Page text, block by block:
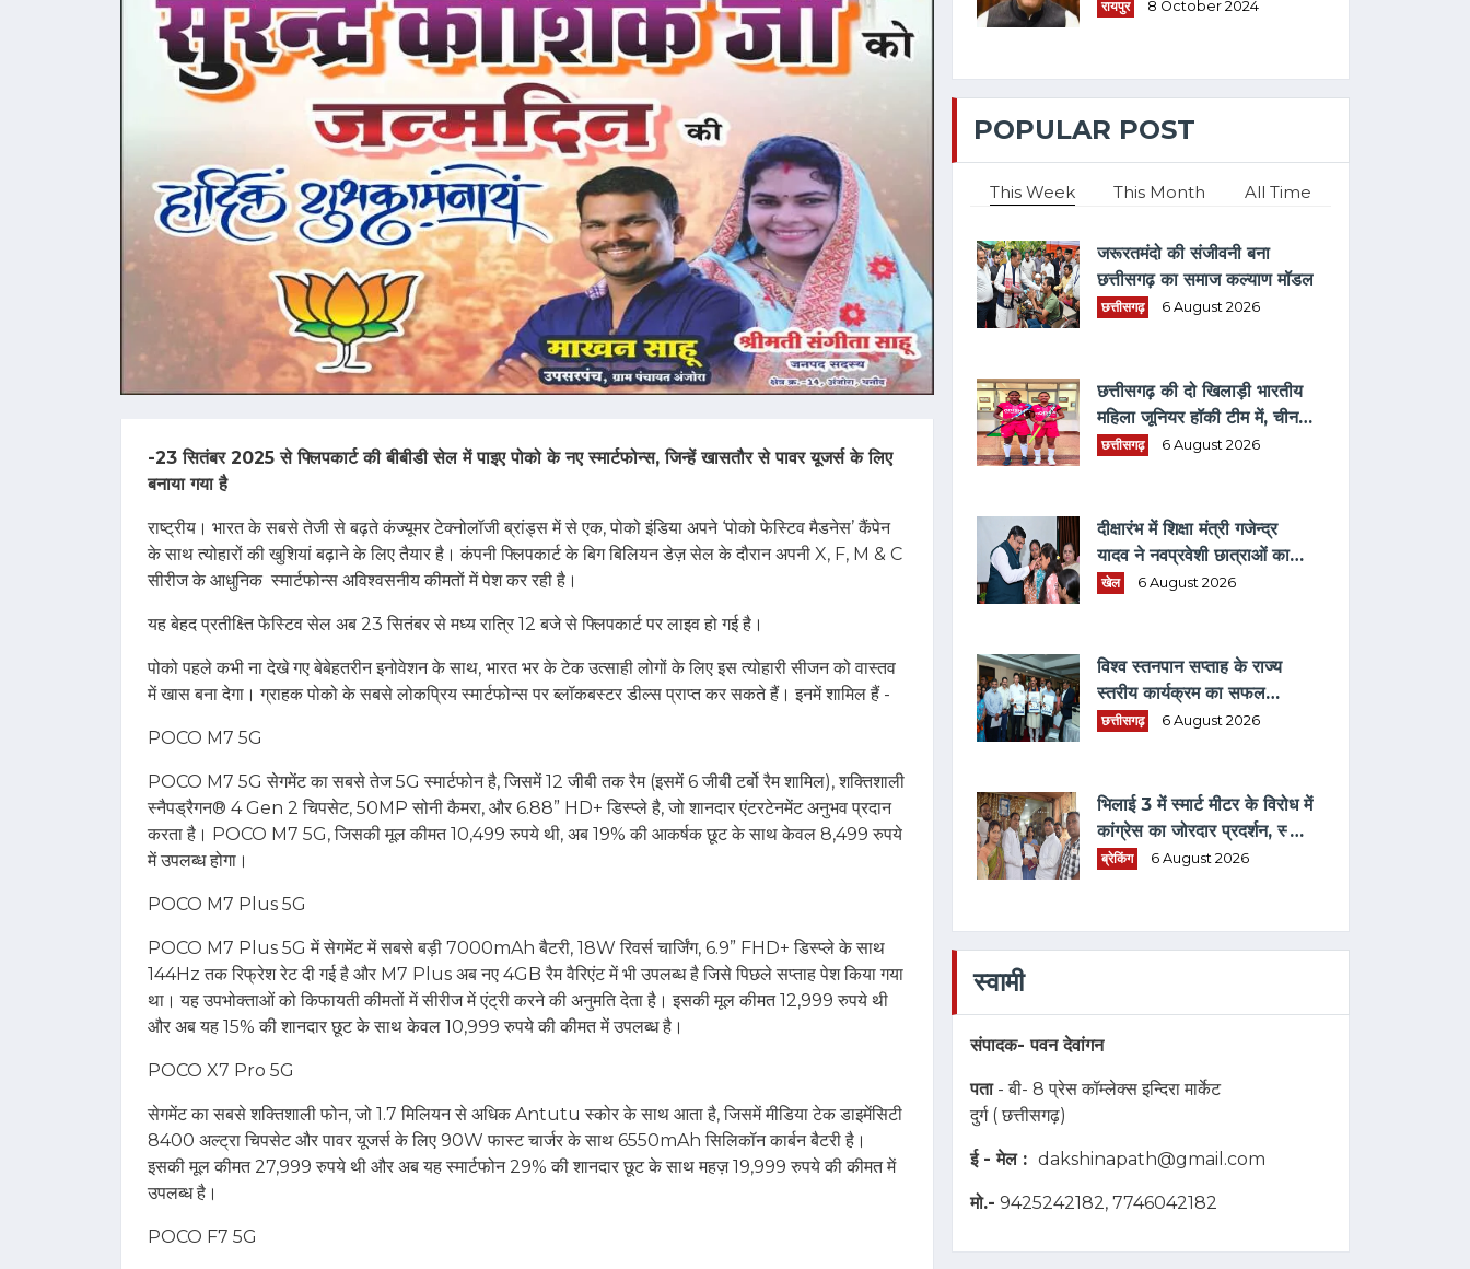
-23 सितंबर 2025 से फ्लिपकार्ट की बीबीडी सेल में पाइए पोको के नए स्‍मार्टफोन्‍स, जिन्‍हें खासतौर से पावर यूजर्स के लिए
बनाया गया है
राष्ट्रीय। भारत के सबसे तेजी से बढ़ते कंज्‍यूमर टेक्‍नोलॉजी ब्रांड्स में से एक, पोको इंडिया अपने ‘पोको फेस्टिव मैडनेस’ कैंपेन
के साथ त्‍योहारों की खुशियां बढ़ाने के लिए तैयार है। कंपनी फ्लिपकार्ट के बिग बिलियन डेज़ सेल के दौरान अपनी X, F, M & C
सीरीज के आधुनिक स्मार्टफोन्स अविश्‍वसनीय कीमतों में पेश कर रही है।
यह बेहद प्रतीक्ष्ति फेस्टिव सेल अब 23 सितंबर से मध्‍य रात्रि 12 बजे से फ्लिपकार्ट पर लाइव हो गई है।
पोको पहले कभी ना देखे गए बेबेहतरीन इनोवेशन के साथ, भारत भर के टेक उत्साही लोगों के लिए इस त्योहारी सीजन को वास्तव
में खास बना देगा। ग्राहक पोको के सबसे लोकप्रिय स्‍मार्टफोन्‍स पर ब्‍लॉकबस्‍टर डील्‍स प्राप्‍त कर सकते हैं। इनमें शामिल हैं -
POCO M7 5G
POCO M7 5G सेगमेंट का सबसे तेज 5G स्मार्टफोन है, जिसमें 12 जीबी तक रैम (इसमें 6 जीबी टर्बो रैम शामिल), शक्तिशाली
स्‍नैपड्रैगन® 4 Gen 2 चिपसेट, 50MP सोनी कैमरा, और 6.88” HD+ डिस्प्ले है, जो शानदार एंटरटेनमेंट अनुभव प्रदान
करता है। POCO M7 5G, जिसकी मूल कीमत 10,499 रुपये थी, अब 19% की आकर्षक छूट के साथ केवल 8,499 रुपये
में उपलब्ध होगा।
POCO M7 Plus 5G
POCO M7 Plus 5G में सेगमेंट में सबसे बड़ी 7000mAh बैटरी, 18W रिवर्स चार्जिंग, 6.9” FHD+ डिस्प्ले के साथ
144Hz तक रिफ्रेश रेट दी गई है और M7 Plus अब नए 4GB रैम वैरिएंट में भी उपलब्‍ध है जिसे पिछले सप्‍ताह पेश किया गया
था। यह उपभोक्‍ताओं को किफायती कीमतों में सीरीज में एंट्री करने की अनुमति देता है। इसकी मूल कीमत 12,999 रुपये थी
और अब यह 15% की शानदार छूट के साथ केवल 10,999 रुपये की कीमत में उपलब्‍ध है।
POCO X7 Pro 5G
सेगमेंट का सबसे शक्तिशाली फोन, जो 1.7 मिलियन से अधिक Antutu स्कोर के साथ आता है, जिसमें मीडिया टेक डाइमेंसिटी
8400 अल्‍ट्रा चिपसेट और पावर यूजर्स के लिए 90W फास्ट चार्जर के साथ 6550mAh सिलिकॉन कार्बन बैटरी है।
इसकी मूल कीमत 27,999 रुपये थी और अब यह स्‍मार्टफोन 29% की शानदार छूट के साथ महज़ 19,999 रुपये की कीमत में
उपलब्‍ध है।
POCO F7 5G
मंत्री पीयूष गोयल से महत्वपूर्ण
रायपुर 8 October 2024
POPULAR POST
This Week This Month All Time
जरूरतमंदो की संजीवनी बना
छत्तीसगढ़ का समाज कल्याण मॉडल
छत्तीसगढ़ 6 August 2026
छत्तीसगढ़ की दो खिलाड़ी भारतीय
महिला जूनियर हॉकी टीम में, चीन में
होने वाले एशिया कप में दिखाएंगी
छत्तीसगढ़ 6 August 2026
दीक्षारंभ में शिक्षा मंत्री गजेन्द्र
यादव ने नवप्रवेशी छात्राओं का
तिलक लगाकर विद्यार्थियों से किये
खेल 6 August 2026
विश्व स्तनपान सप्ताह के राज्य
स्तरीय कार्यक्रम का सफल
आयोजन, छत्तीसगढ़ के प्रथम "मातृ
छत्तीसगढ़ 6 August 2026
भिलाई 3 में स्मार्ट मीटर के विरोध में
कांग्रेस का जोरदार प्रदर्शन, स्मार्ट
मीटर हटाने भरवाया फार्म
ब्रेकिंग 6 August 2026
स्वामी
संपादक-पवन देवांगन
पता- बी- 8 प्रेस कॉम्लेक्स इन्दिरा मार्केट
दुर्ग ( छत्तीसगढ़)
ई - मेल : dakshinapath@gmail.com
मो.- 9425242182, 7746042182